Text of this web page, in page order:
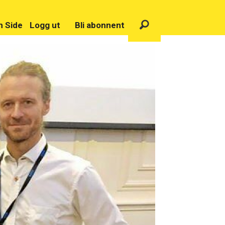
Side Logg ut Bli abonnent